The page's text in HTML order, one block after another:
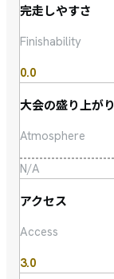
完走しやすさ
Finishability
0.0
大会の盛り上がり
Atmosphere
N/A
アクセス
Access
3.0